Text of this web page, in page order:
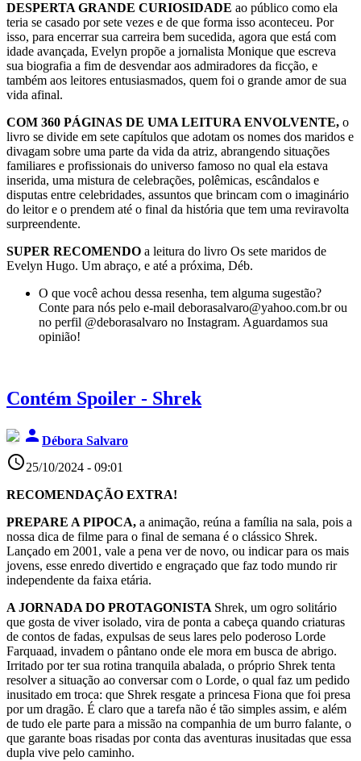
DESPERTA GRANDE CURIOSIDADE ao público como ela
teria se casado por sete vezes e de que forma isso aconteceu. Por
isso, para encerrar sua carreira bem sucedida, agora que está com
idade avançada, Evelyn propõe a jornalista Monique que escreva
sua biografia a fim de desvendar aos admiradores da ficção, e
também aos leitores entusiasmados, quem foi o grande amor de sua
vida afinal.
COM 360 PÁGINAS DE UMA LEITURA ENVOLVENTE, o
livro se divide em sete capítulos que adotam os nomes dos maridos e
divagam sobre uma parte da vida da atriz, abrangendo situações
familiares e profissionais do universo famoso no qual ela estava
inserida, uma mistura de celebrações, polêmicas, escândalos e
disputas entre celebridades, assuntos que brincam com o imaginário
do leitor e o prendem até o final da história que tem uma reviravolta
surpreendente.
SUPER RECOMENDO a leitura do livro Os sete maridos de
Evelyn Hugo. Um abraço, e até a próxima, Déb.
O que você achou dessa resenha, tem alguma sugestão?
Conte para nós pelo e-mail deborasalvaro@yahoo.com.br ou
no perfil @deborasalvaro no Instagram. Aguardamos sua
opinião!
Contém Spoiler - Shrek
person Débora Salvaro
access_time25/10/2024 - 09:01
RECOMENDAÇÃO EXTRA!
PREPARE A PIPOCA, a animação, reúna a família na sala, pois a
nossa dica de filme para o final de semana é o clássico Shrek.
Lançado em 2001, vale a pena ver de novo, ou indicar para os mais
jovens, esse enredo divertido e engraçado que faz todo mundo rir
independente da faixa etária.
A JORNADA DO PROTAGONISTA Shrek, um ogro solitário
que gosta de viver isolado, vira de ponta a cabeça quando criaturas
de contos de fadas, expulsas de seus lares pelo poderoso Lorde
Farquaad, invadem o pântano onde ele mora em busca de abrigo.
Irritado por ter sua rotina tranquila abalada, o próprio Shrek tenta
resolver a situação ao conversar com o Lorde, o qual faz um pedido
inusitado em troca: que Shrek resgate a princesa Fiona que foi presa
por um dragão. É claro que a tarefa não é tão simples assim, e além
de tudo ele parte para a missão na companhia de um burro falante, o
que garante boas risadas por conta das aventuras inusitadas que essa
dupla vive pelo caminho.